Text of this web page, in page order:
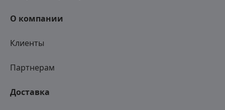
О компании
Клиенты
Партнерам
Доставка